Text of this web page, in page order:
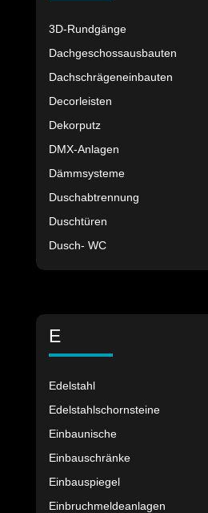
3D-Rundgänge
Dachgeschossausbauten
Dachschrägeneinbauten
Decorleisten
Dekorputz
DMX-Anlagen
Dämmsysteme
Duschabtrennung
Duschtüren
Dusch- WC
E
Edelstahl
Edelstahlschornsteine
Einbaunische
Einbauschränke
Einbauspiegel
Einbruchmeldeanlagen